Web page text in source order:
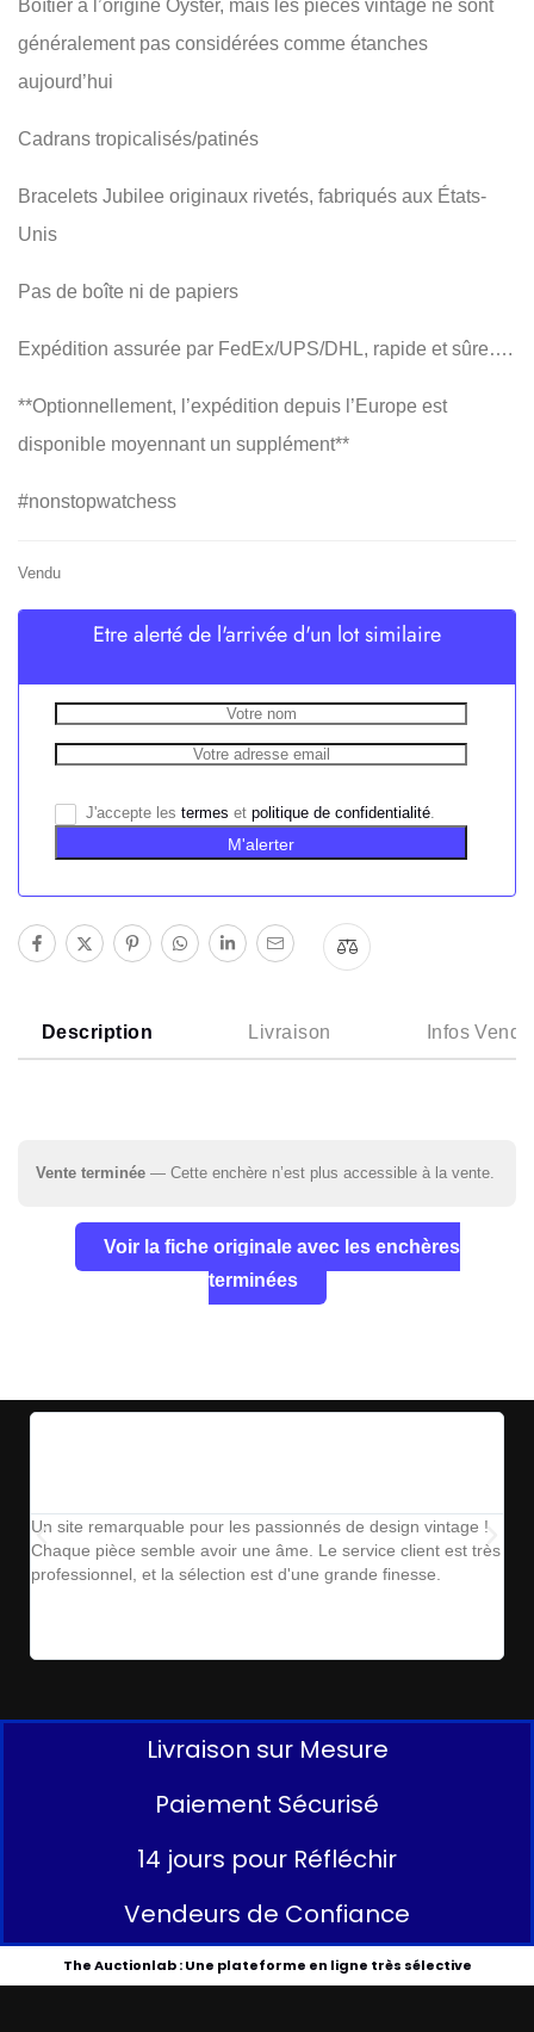
Boîtier à l’origine Oyster, mais les pièces vintage ne sont
généralement pas considérées comme étanches
aujourd’hui
Cadrans tropicalisés/patinés
Bracelets Jubilee originaux rivetés, fabriqués aux États-
Unis
Pas de boîte ni de papiers
Expédition assurée par FedEx/UPS/DHL, rapide et sûre….
**Optionnellement, l’expédition depuis l’Europe est
disponible moyennant un supplément**
#nonstopwatchess
Vendu
Etre alerté de l'arrivée d'un lot similaire
J'accepte les termes et politique de confidentialité.
M'alerter
Description Livraison Infos
Vente terminée — Cette enchère n’est plus accessible à la vente.
Voir la fiche originale avec les enchères
terminées
Un site remarquable pour les passionnés de design vintage !
Chaque pièce semble avoir une âme. Le service client est très
professionnel, et la sélection est d'une grande finesse.
Livraison sur Mesure
Paiement Sécurisé
14 jours pour Réfléchir
Vendeurs de Confiance
The Auctionlab : Une plateforme en ligne très sélective